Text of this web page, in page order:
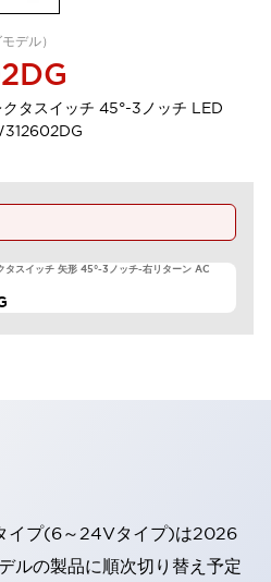
デル）
タスイッチ 45°-3ノッチ LED
スイッチ 矢形 45°-3ノッチ-右リターン AC
イプ(6～24Vタイプ)は2026
ルの製品に順次切り替え予定